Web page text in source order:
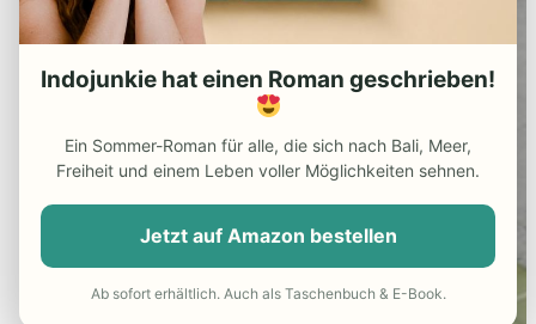
Indojunkie hat einen Roman geschrieben!
Ein Sommer-Roman für alle, die sich nach Bali, Meer,
Freiheit und einem Leben voller Möglichkeiten sehnen.
Jetzt auf Amazon bestellen
Ab sofort erhältlich. Auch als Taschenbuch & E-Book.